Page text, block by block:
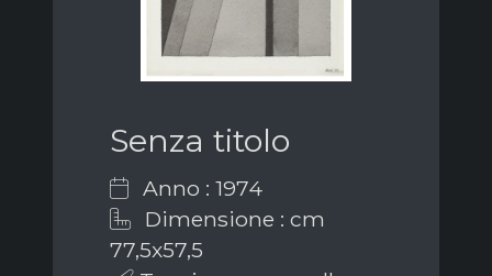
Senza titolo
Anno : 1974
Dimensione : cm
77,5x57,5